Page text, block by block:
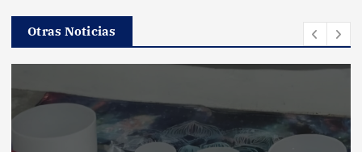
Otras Noticias